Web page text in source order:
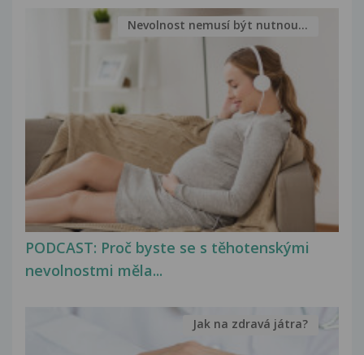
PODCAST: Proč byste se s těhotenskými
nevolnostmi měla...
Nevolnost nemusí být nutnou...
Jak na zdravá játra?